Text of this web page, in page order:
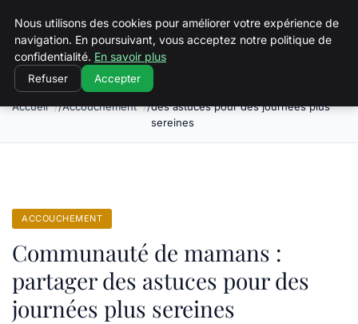
Squeakyswing.com
Accueil Accouchement
Communauté de mamans : partager
des astuces pour des journées plus
sereines
ACCOUCHEMENT
Communauté de mamans :
partager des astuces pour des
journées plus sereines
Nous utilisons des cookies pour améliorer votre expérience de
navigation. En poursuivant, vous acceptez notre politique de
confidentialité. En savoir plus
Refuser Accepter